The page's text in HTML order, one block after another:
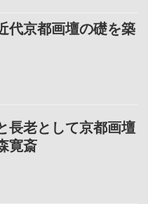
代京都画壇の礎を築
長老として京都画壇
寛斎